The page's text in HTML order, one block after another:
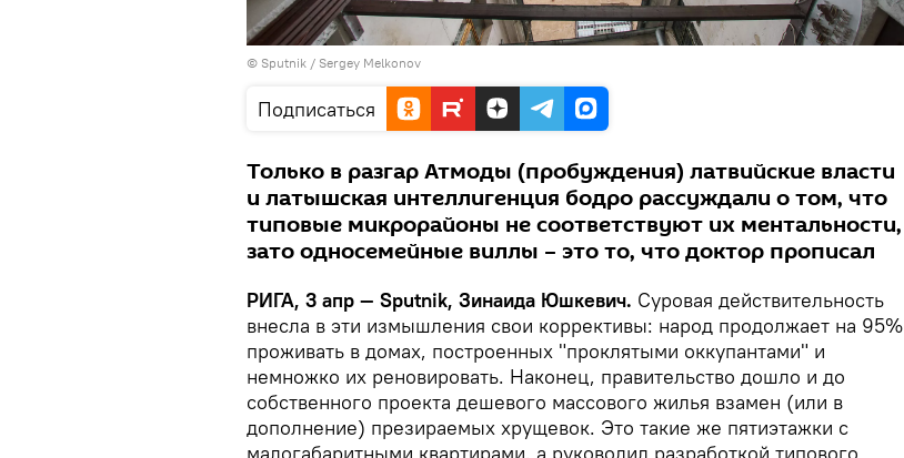
© Sputnik / Sergey Melkonov
Подписаться
Только в разгар Атмоды (пробуждения) латвийские власти
и латышская интеллигенция бодро рассуждали о том, что
типовые микрорайоны не соответствуют их ментальности,
зато односемейные виллы – это то, что доктор прописал
РИГА, 3 апр — Sputnik, Зинаида Юшкевич. Суровая действительность
внесла в эти измышления свои коррективы: народ продолжает на 95%
проживать в домах, построенных "проклятыми оккупантами" и
немножко их реновировать. Наконец, правительство дошло и до
собственного проекта дешевого массового жилья взамен (или в
дополнение) презираемых хрущевок. Это такие же пятиэтажки с
малогабаритными квартирами, а руководил разработкой типового